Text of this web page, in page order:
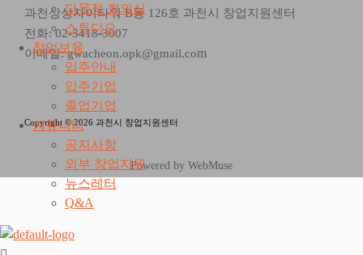
다목적 회의실
스튜디오
창업보육
입주안내
입주기업
졸업기업
커뮤니티
공지사항
외부 창업지원
뉴스레터
Q&A
과천상상자이타워 B동 126호 과천시 창업지원센터
전화: 02-3418-3007
이메일: gwacheon.opk@gmail.com
Copyright © 2026 과천시 창업지원센터
Powered by WebMuse